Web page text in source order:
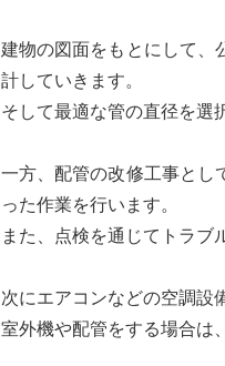
建物の図面をもとにして、
計していきます。
そして最適な管の直径を選
一方、配管の改修工事とし
った作業を行います。
また、点検を通じてトラブ
次にエアコンなどの空調設
室外機や配管をする場合は